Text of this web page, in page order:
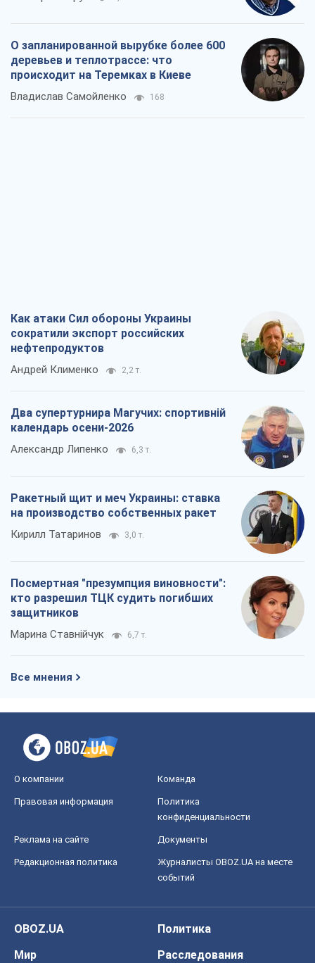
О запланированной вырубке более 600
деревьев и теплотрассе: что
происходит на Теремках в Киеве
Владислав Самойленко 168
Как атаки Сил обороны Украины
сократили экспорт российских
нефтепродуктов
Андрей Клименко 2,2 т.
Два супертурнира Магучих: спортивній
календарь осени-2026
Александр Липенко 6,3 т.
Ракетный щит и меч Украины: ставка
на производство собственных ракет
Кирилл Татаринов 3,0 т.
Посмертная "презумпция виновности":
кто разрешил ТЦК судить погибших
защитников
Марина Ставнійчук 6,7 т.
Все мнения
О компании Команда
Правовая информация
Политика
конфиденциальности
Реклама на сайте Документы
Редакционная политика
Журналисты OBOZ.UA на месте
событий
OBOZ.UA
Политика
Мир
Расследования